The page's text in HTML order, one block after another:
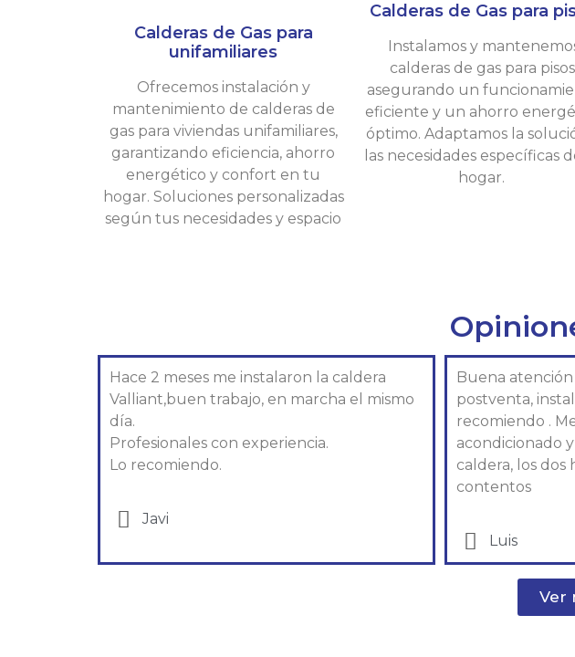
Calderas de Gas para
unifamiliares
Ofrecemos instalación y
mantenimiento de calderas de
gas para viviendas unifamiliares,
garantizando eficiencia, ahorro
energético y confort en tu
hogar. Soluciones personalizadas
según tus necesidades y espacio
Calderas de Gas para
Instalamos y
calderas de gas para
asegurando un
eficiente y un ahorro
óptimo. Adaptamos la
las necesidades específicas
hogar.
Hace 2 meses me instalaron la caldera
Valliant,buen trabajo, en marcha el mismo
día.
Profesionales con experiencia.
Lo recomiendo.
Javi
Buena
postventa,
recomiendo .
acondicionado
caldera, los
contentos
Luis
Ver